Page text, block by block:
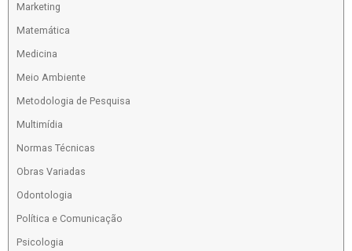
Marketing
Matemática
Medicina
Meio Ambiente
Metodologia de Pesquisa
Multimídia
Normas Técnicas
Obras Variadas
Odontologia
Política e Comunicação
Psicologia